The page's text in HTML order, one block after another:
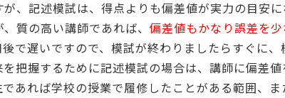
、記述模試は、得点よりも偏差値が実力の目安
質の高い講師であれば、 偏差値もかなり誤差を
で遅いですので、模試が終わりましたらすぐに、
把握するために記述模試の場合は、講師に偏差
あれば学校の授業で履修したことがある範囲、